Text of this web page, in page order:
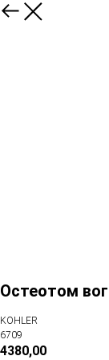
Остеотом
KOHLER
6709
4380,00